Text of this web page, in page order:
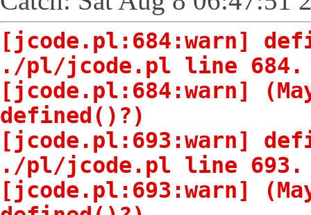
[jcode.pl:684:warn]
./pl/jcode.pl line 684.
[jcode.pl:684:warn]
defined()?)
[jcode.pl:693:warn]
./pl/jcode.pl line 693.
[jcode.pl:693:warn]